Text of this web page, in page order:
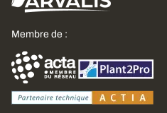
Membre de :